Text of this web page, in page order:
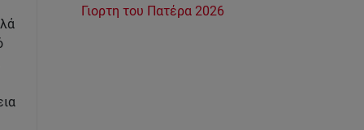
Γιορτη του Πατέρα 2026